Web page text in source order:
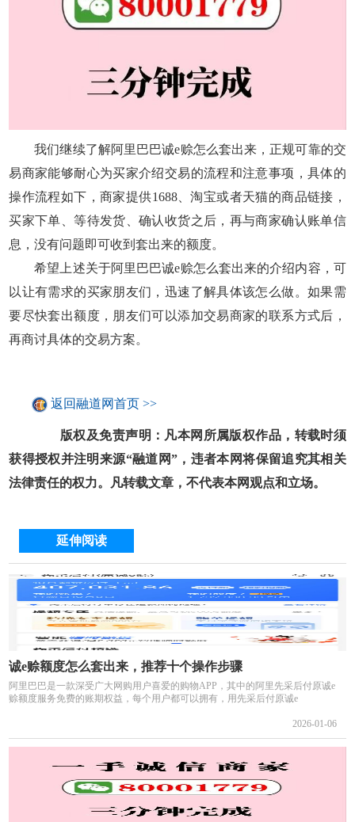
我们继续了解阿里巴巴诚e赊怎么套出来，正规可靠的交
易商家能够耐心为买家介绍交易的流程和注意事项，具体的
操作流程如下，商家提供1688、淘宝或者天猫的商品链接，
买家下单、等待发货、确认收货之后，再与商家确认账单信
息，没有问题即可收到套出来的额度。
希望上述关于阿里巴巴诚e赊怎么套出来的介绍内容，可
以让有需求的买家朋友们，迅速了解具体该怎么做。如果需
要尽快套出额度，朋友们可以添加交易商家的联系方式后，
再商讨具体的交易方案。
返回融道网首页 >>
版权及免责声明：凡本网所属版权作品，转载时须
获得授权并注明来源“融道网”，违者本网将保留追究其相关
法律责任的权力。凡转载文章，不代表本网观点和立场。
延伸阅读
诚e赊额度怎么套出来，推荐十个操作步骤
阿里巴巴是一款深受广大网购用户喜爱的购物APP，其中的阿里先采后付原诚e
赊额度服务免费的账期权益，每个用户都可以拥有，用先采后付原诚e
2026-01-06